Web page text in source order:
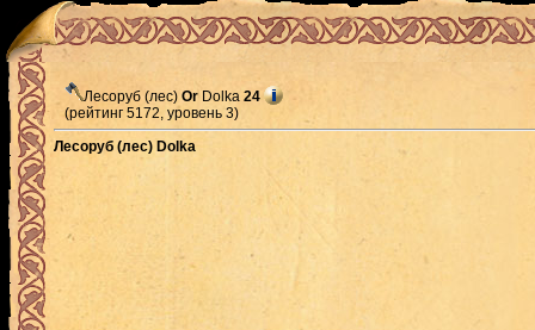
Лесоруб (лес) Or Dolka 24
(рейтинг 5172, уровень 3)
Лесоруб (лес) Dolka